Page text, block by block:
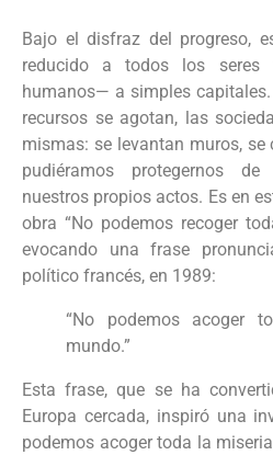
Bajo el disfraz del progreso,
reducido a todos los
humanos— a simples
recursos se agotan, las
mismas: se levantan muros,
pudiéramos protegernos
nuestros propios actos. Es en
obra “No podemos recoger
evocando una frase
político francés, en 1989:
“No podemos acoger
mundo.”
Esta frase, que se ha
Europa cercada, inspiró una
podemos acoger toda la